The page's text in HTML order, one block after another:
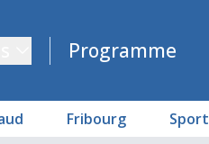
Programme
Fribourg Sport